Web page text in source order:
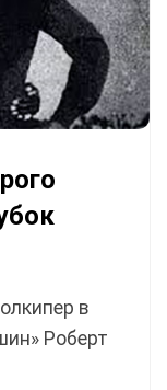
в
Роберт